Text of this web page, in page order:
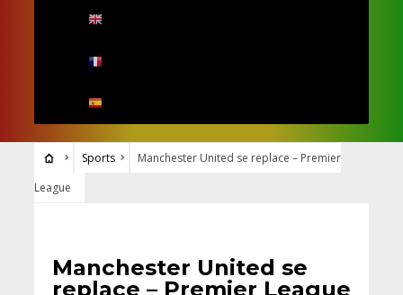
Sports
Manchester United se replace – Premier
League
Manchester United se
replace – Premier League